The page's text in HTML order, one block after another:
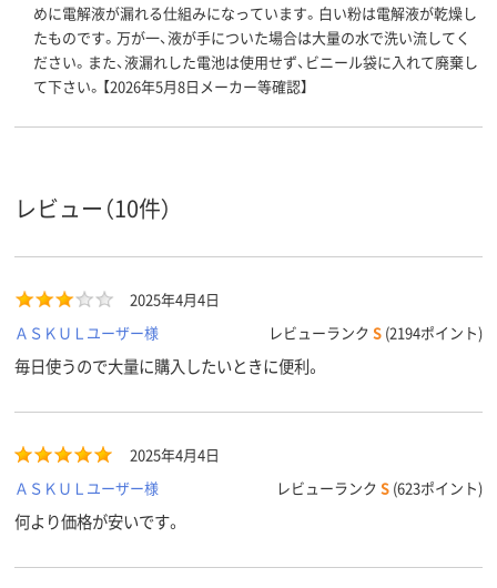
めに電解液が漏れる仕組みになっています。白い粉は電解液が乾燥し
たものです。万が一、液が手についた場合は大量の水で洗い流してく
ださい。また、液漏れした電池は使用せず、ビニール袋に入れて廃棄し
て下さい。【2026年5月8日メーカー等確認】
レビュー（10件）
2025年4月4日
ＡＳＫＵＬユーザー様
レビューランク S (2194ポイント)
毎日使うので大量に購入したいときに便利。
2025年4月4日
ＡＳＫＵＬユーザー様
レビューランク S (623ポイント)
何より価格が安いです。